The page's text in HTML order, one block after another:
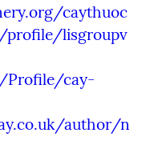
caythuoc
lisgroupv
Profile/cay-
author/n